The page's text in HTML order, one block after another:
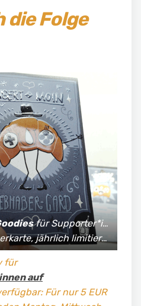
die Folge
für Supporter*innen:
limitierte Fan-Shirts und vieles mehr!
für
auf
Für nur 5 EUR